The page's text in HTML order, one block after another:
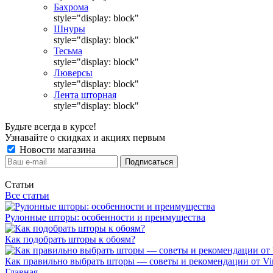
Бахрома
style="display: block"
Шнуры
style="display: block"
Тесьма
style="display: block"
Люверсы
style="display: block"
Лента шторная
style="display: block"
Будьте всегда в курсе!
Узнавайте о скидках и акциях первым
Новости магазина
Статьи
Все статьи
Рулонные шторы: особенности и преимущества
Как подобрать шторы к обоям?
Как правильно выбрать шторы — советы и рекомендации от